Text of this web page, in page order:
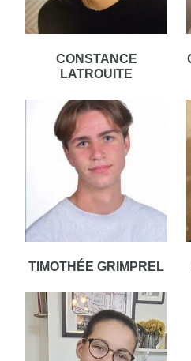
CONSTANCE
LATROUITE
TIMOTHÉE GRIMPREL